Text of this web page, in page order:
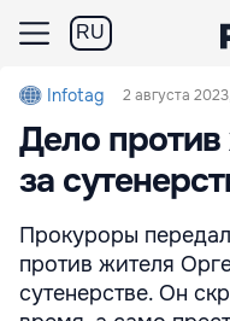
RU
Infotag 2 августа
Дело
за
Прокуроры
против жителя
сутенерстве. Он